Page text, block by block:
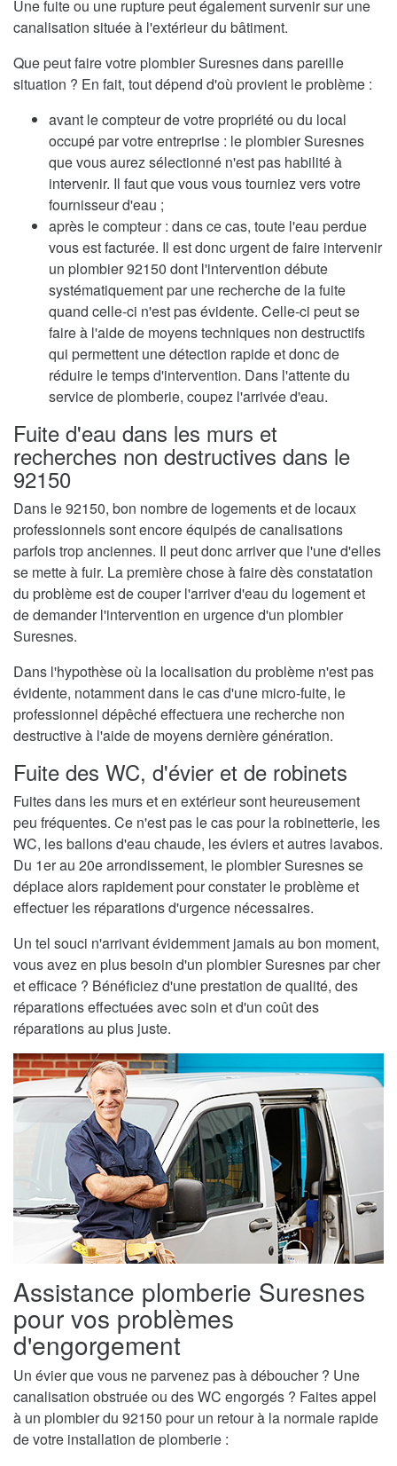
Une fuite ou une rupture peut également survenir sur une
canalisation située à l'extérieur du bâtiment.
Que peut faire votre plombier Suresnes dans pareille
situation ? En fait, tout dépend d'où provient le problème :
avant le compteur de votre propriété ou du local
occupé par votre entreprise : le plombier Suresnes
que vous aurez sélectionné n'est pas habilité à
intervenir. Il faut que vous vous tourniez vers votre
fournisseur d'eau ;
après le compteur : dans ce cas, toute l'eau perdue
vous est facturée. Il est donc urgent de faire intervenir
un plombier 92150 dont l'intervention débute
systématiquement par une recherche de la fuite
quand celle-ci n'est pas évidente. Celle-ci peut se
faire à l'aide de moyens techniques non destructifs
qui permettent une détection rapide et donc de
réduire le temps d'intervention. Dans l'attente du
service de plomberie, coupez l'arrivée d'eau.
Fuite d'eau dans les murs et
recherches non destructives dans le
92150
Dans le 92150, bon nombre de logements et de locaux
professionnels sont encore équipés de canalisations
parfois trop anciennes. Il peut donc arriver que l'une d'elles
se mette à fuir. La première chose à faire dès constatation
du problème est de couper l'arriver d'eau du logement et
de demander l'intervention en urgence d'un plombier
Suresnes.
Dans l'hypothèse où la localisation du problème n'est pas
évidente, notamment dans le cas d'une micro-fuite, le
professionnel dépêché effectuera une recherche non
destructive à l'aide de moyens dernière génération.
Fuite des WC, d'évier et de robinets
Fuites dans les murs et en extérieur sont heureusement
peu fréquentes. Ce n'est pas le cas pour la robinetterie, les
WC, les ballons d'eau chaude, les éviers et autres lavabos.
Du 1er au 20e arrondissement, le plombier Suresnes se
déplace alors rapidement pour constater le problème et
effectuer les réparations d'urgence nécessaires.
Un tel souci n'arrivant évidemment jamais au bon moment,
vous avez en plus besoin d'un plombier Suresnes par cher
et efficace ? Bénéficiez d'une prestation de qualité, des
réparations effectuées avec soin et d'un coût des
réparations au plus juste.
Assistance plomberie Suresnes
pour vos problèmes
d'engorgement
Un évier que vous ne parvenez pas à déboucher ? Une
canalisation obstruée ou des WC engorgés ? Faites appel
à un plombier du 92150 pour un retour à la normale rapide
de votre installation de plomberie :